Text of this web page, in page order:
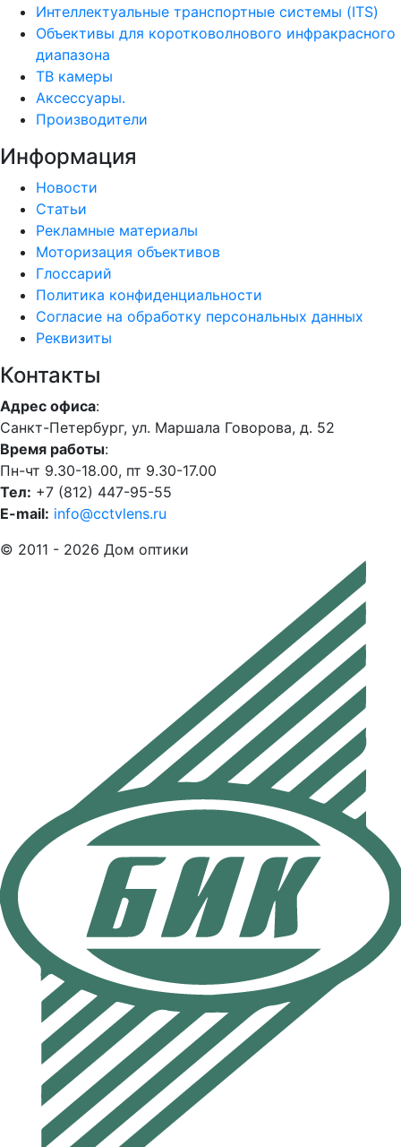
Интеллектуальные транспортные системы (ITS)
Объективы для коротковолнового инфракрасного
диапазона
ТВ камеры
Аксессуары.
Производители
Информация
Новости
Статьи
Рекламные материалы
Моторизация объективов
Глоссарий
Политика конфиденциальности
Согласие на обработку персональных данных
Реквизиты
Контакты
Адрес офиса:
Санкт-Петербург, ул. Маршала Говорова, д. 52
Время работы:
Пн-чт 9.30-18.00, пт 9.30-17.00
Тел: +7 (812) 447-95-55
E-mail: info@cctvlens.ru
© 2011 - 2026 Дом оптики